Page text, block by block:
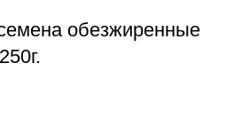
обезжиренные